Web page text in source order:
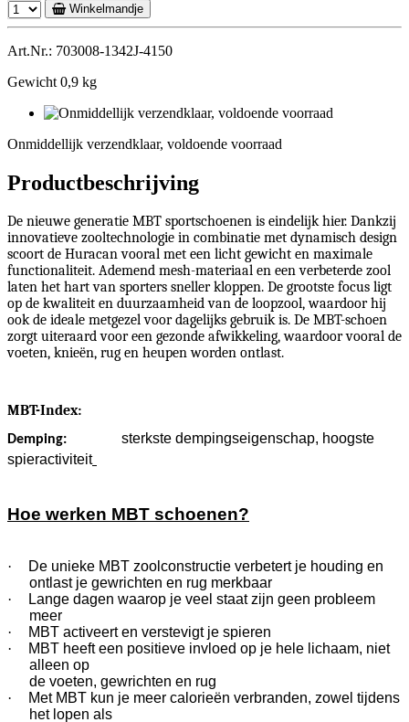
Winkelmandje
Art.Nr.: 703008-1342J-4150
Gewicht 0,9 kg
Onmiddellijk verzendklaar, voldoende voorraad
Productbeschrijving
De nieuwe generatie MBT sportschoenen is eindelijk hier. Dankzij
innovatieve zooltechnologie in combinatie met dynamisch design
scoort de Huracan vooral met een licht gewicht en maximale
functionaliteit. Ademend mesh-materiaal en een verbeterde zool
laten het hart van sporters sneller kloppen. De grootste focus ligt
op de kwaliteit en duurzaamheid van de loopzool, waardoor hij
ook de ideale metgezel voor dagelijks gebruik is. De MBT-schoen
zorgt uiteraard voor een gezonde afwikkeling, waardoor vooral de
voeten, knieën, rug en heupen worden ontlast.
MBT-Index:
Demping:
sterkste dempingseigenschap, hoogste
spieractiviteit
Hoe werken MBT schoenen?
·
De unieke MBT zoolconstructie verbetert je houding en
ontlast je gewrichten en rug merkbaar
·
Lange dagen waarop je veel staat zijn geen probleem
meer
·
MBT activeert en verstevigt je spieren
·
MBT heeft een positieve invloed op je hele lichaam, niet
alleen op
de voeten, gewrichten en rug
·
Met MBT kun je meer calorieën verbranden, zowel tijdens
het lopen als